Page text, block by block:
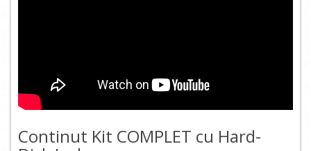
Continut Kit COMPLET cu Hard-